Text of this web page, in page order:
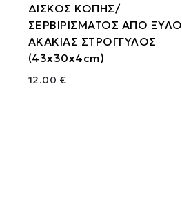
ΔΙΣΚΟΣ ΚΟΠΗΣ/
ΣΕΡΒΙΡΙΣΜΑΤΟΣ ΑΠΟ ΞΥΛΟ
ΑΚΑΚΙΑΣ ΣΤΡΟΓΓΥΛΟΣ
(43x30x4cm)
12.00 €